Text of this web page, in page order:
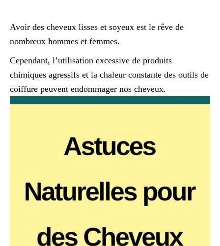
Avoir des cheveux lisses et soyeux est le rêve de
nombreux hommes et femmes.
Cependant, l’utilisation excessive de produits
chimiques agressifs et la chaleur constante des outils de
coiffure peuvent endommager nos cheveux.